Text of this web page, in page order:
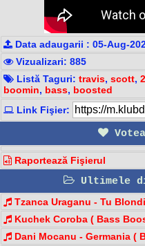
Data adaugarii : 05-Aug-
Vizualizari: 885
Listă Taguri: travis, scott,
boomin, bass, boosted
Link Fişier:
Raportează Fişierul
Ultimele
Tzanca Uraganu - Tu
Kuchek Coroba ( Bass
Dani Mocanu - Germania (